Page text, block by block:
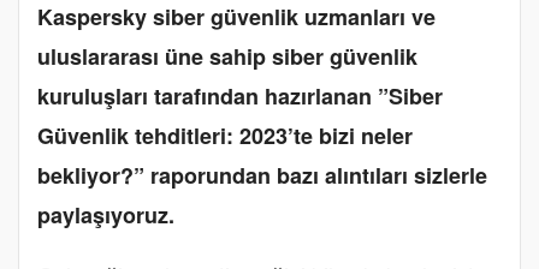
Kaspersky siber güvenlik uzmanları ve
uluslararası üne sahip siber güvenlik
kuruluşları tarafından hazırlanan ”Siber
Güvenlik tehditleri: 2023’te bizi neler
bekliyor?” raporundan bazı alıntıları sizlerle
paylaşıyoruz.